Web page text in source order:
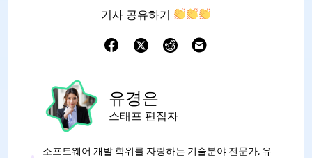
기사 공유하기
유경은
스태프 편집자
소프트웨어 개발 학위를 자랑하는 기술분야 전문가, 유